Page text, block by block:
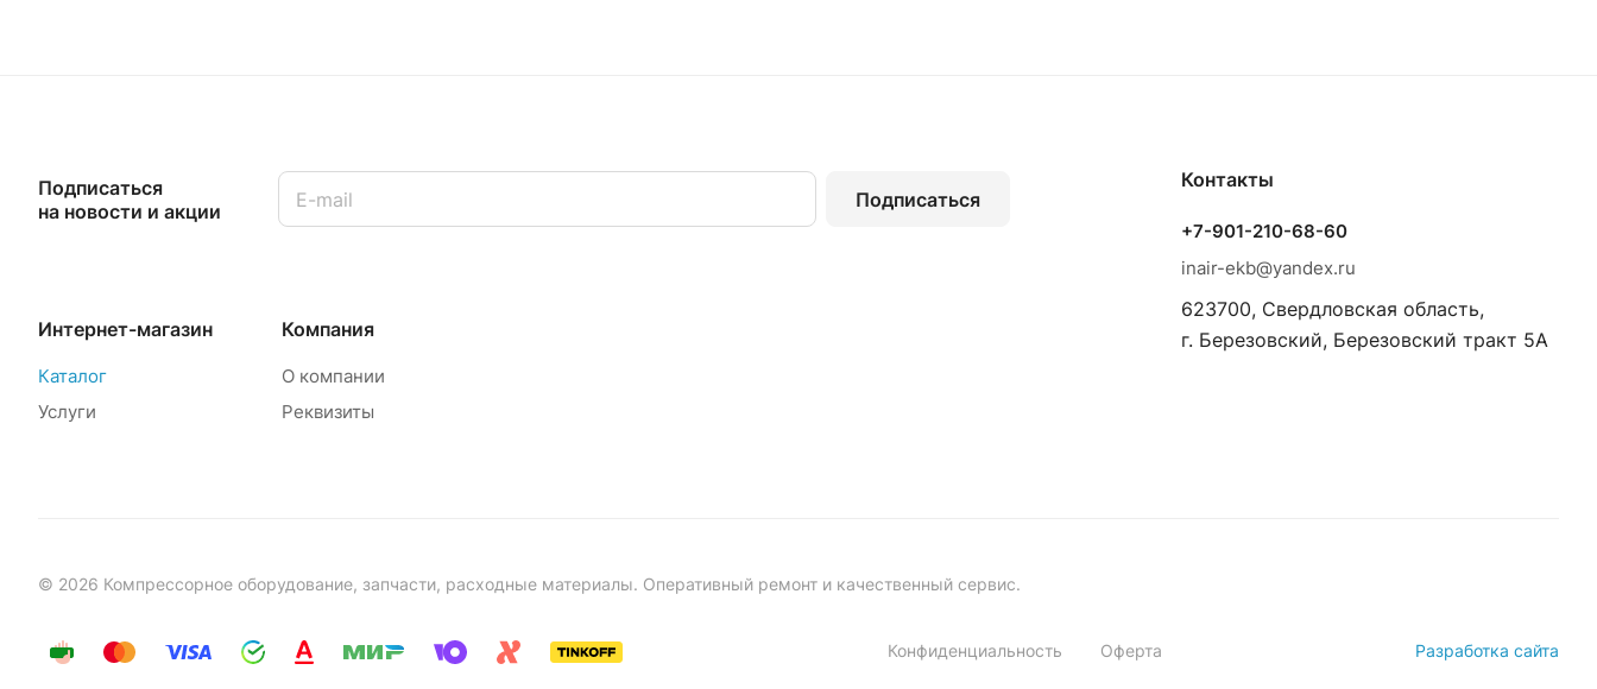
Подписаться
на новости и акции
Подписаться
Интернет-магазин
Каталог
Услуги
Компания
О компании
Реквизиты
Контакты
+7-901-210-68-60
inair-ekb@yandex.ru
623700, Свердловская область,
г. Березовский, Березовский тракт 5А
© 2026 Компрессорное оборудование, запчасти, расходные материалы. Оперативный ремонт и качественный сервис.
Конфиденциальность Оферта Разработка сайта